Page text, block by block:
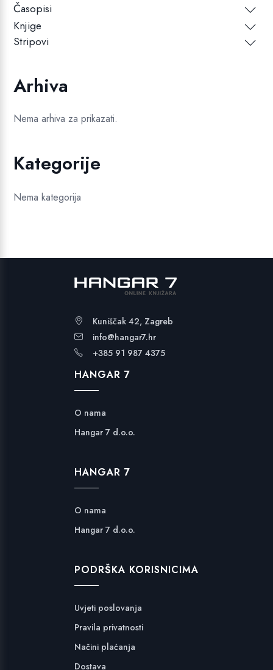
Časopisi
Knjige
Stripovi
Arhiva
Nema arhiva za prikazati.
Kategorije
Nema kategorija
Kuniščak 42, Zagreb
info@hangar7.hr
+385 91 987 4375
HANGAR 7
O nama
Hangar 7 d.o.o.
HANGAR 7
O nama
Hangar 7 d.o.o.
PODRŠKA KORISNICIMA
Uvjeti poslovanja
Pravila privatnosti
Načini plaćanja
Dostava